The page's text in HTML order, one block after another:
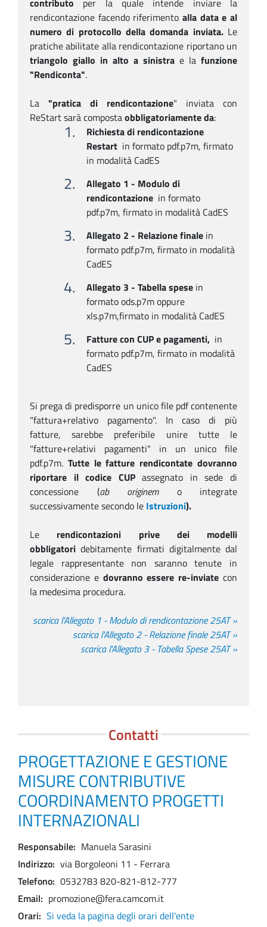
contributo per la quale intende inviare la
rendicontazione facendo riferimento alla data e al
numero di protocollo della domanda inviata.Le
pratiche abilitate alla rendicontazione riportano un
triangolo giallo in alto a sinistra e la funzione
"Rendiconta".
La "pratica di rendicontazione" inviata con
ReStart sarà compostaobbligatoriamente da:
Richiesta di rendicontazione
Restart in formato pdf.p7m, firmato
in modalità CadES
Allegato 1 - Modulo di
rendicontazione in formato
pdf.p7m, firmato in modalità CadES
Allegato 2 - Relazione finale in
formato pdf.p7m, firmato in modalità
CadES
Allegato 3 - Tabella spese in
formato ods.p7m oppure
xls.p7m,firmato in modalità CadES
Fatture con CUP e pagamenti, in
formato pdf.p7m, firmato in modalità
CadES
Si prega di predisporre un unico file pdf contenente
"fattura+relativo pagamento". In caso di più
fatture, sarebbe preferibile unire tutte le
"fatture+relativi pagamenti" in un unico file
pdf.p7m. Tutte le fatture rendicontate dovranno
riportare il codice CUPassegnato in sede di
concessione (ab originemo integrate
successivamente secondo le Istruzioni).
Le rendicontazioni prive dei modelli
obbligatori debitamente firmati digitalmente dal
legale rappresentante non saranno tenute in
considerazione e dovranno essere re-inviatecon
la medesima procedura.
scarica l'Allegato 1 - Modulo di rendicontazione 25AT»
scarica l'Allegato 2 - Relazione finale 25AT»
scarica l'Allegato 3 - Tabella Spese 25AT»
Contatti
PROGETTAZIONE E GESTIONE
MISURE CONTRIBUTIVE
COORDINAMENTO PROGETTI
INTERNAZIONALI
Responsabile Manuela Sarasini
Indirizzo via Borgoleoni 11 - Ferrara
Telefono 0532783 820-821-812-777
Email
promozione@fera.camcom.it
Orari Si veda la pagina degli orari dell'ente